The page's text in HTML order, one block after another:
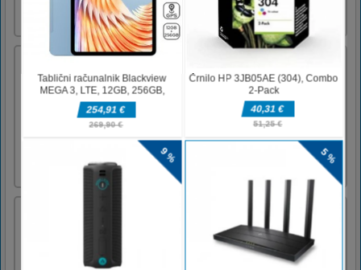
dragulje, pridobite najvišjo oceno!Levi klik
ali dotik
Play with 6 images in this perfect jigsaw
puzzle game: Happy Halloween 2020 Puzzle.
All images is with the halloween 2020. Solve
all puzzles and keep your brain sharp. You
have four modes for each picture, 16 pieces,
36 pieces, 64 pieces and 100 pieces. Enjoy
and have fun.Use mou [...]
Retro avtomobili sestavljanka
To je sestavljanka z retro avtomobili. Izberite
sliko s svojim najljubšim retro avtomobilom
in povlecite premešane kose v pravi položaj,